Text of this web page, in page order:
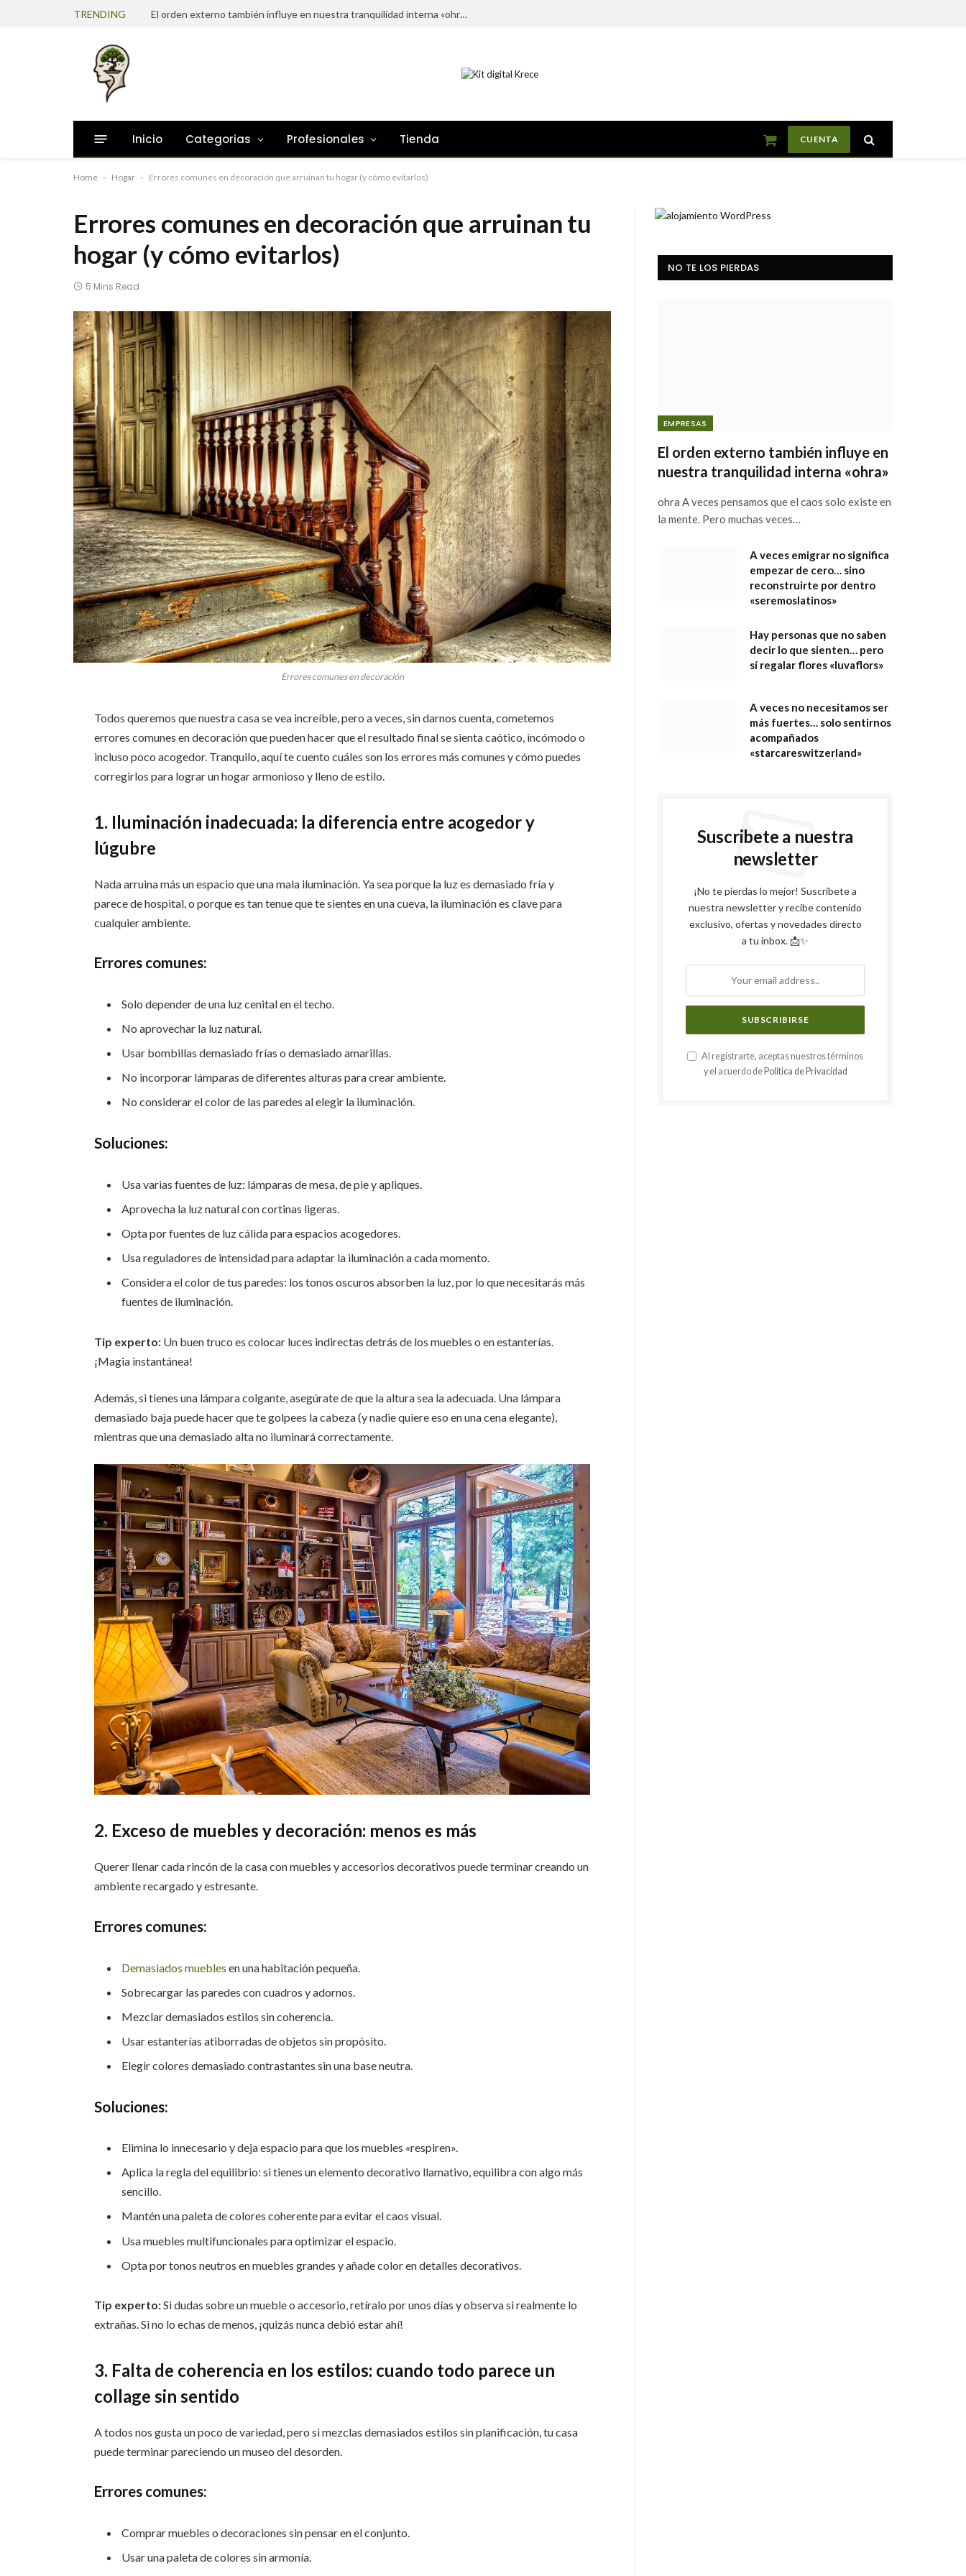
TRENDING El orden externo también influye en nuestra tranquilidad interna «ohra»
Inicio Categorias Profesionales Tienda
Shopping
CUENTA
Home - Hogar - Errores comunes en decoración que arruinan tu hogar (y cómo evitarlos)
Errores comunes en decoración que arruinan tu
hogar (y cómo evitarlos)
5 Mins Read
Errores comunes en decoración
Todos queremos que nuestra casa se vea increíble, pero a veces, sin darnos cuenta, cometemos
errores comunes en decoración que pueden hacer que el resultado final se sienta caótico, incómodo o
incluso poco acogedor. Tranquilo, aquí te cuento cuáles son los errores más comunes y cómo puedes
corregirlos para lograr un hogar armonioso y lleno de estilo.
1. Iluminación inadecuada: la diferencia entre acogedor y
lúgubre
Nada arruina más un espacio que una mala iluminación. Ya sea porque la luz es demasiado fría y
parece de hospital, o porque es tan tenue que te sientes en una cueva, la iluminación es clave para
cualquier ambiente.
Errores comunes:
Solo depender de una luz cenital en el techo.
No aprovechar la luz natural.
Usar bombillas demasiado frías o demasiado amarillas.
No incorporar lámparas de diferentes alturas para crear ambiente.
No considerar el color de las paredes al elegir la iluminación.
Soluciones:
Usa varias fuentes de luz: lámparas de mesa, de pie y apliques.
Aprovecha la luz natural con cortinas ligeras.
Opta por fuentes de luz cálida para espacios acogedores.
Usa reguladores de intensidad para adaptar la iluminación a cada momento.
Considera el color de tus paredes: los tonos oscuros absorben la luz, por lo que necesitarás más
fuentes de iluminación.
Tip experto: Un buen truco es colocar luces indirectas detrás de los muebles o en estanterías.
¡Magia instantánea!
Además, si tienes una lámpara colgante, asegúrate de que la altura sea la adecuada. Una lámpara
demasiado baja puede hacer que te golpees la cabeza (y nadie quiere eso en una cena elegante),
mientras que una demasiado alta no iluminará correctamente.
2. Exceso de muebles y decoración: menos es más
Querer llenar cada rincón de la casa con muebles y accesorios decorativos puede terminar creando un
ambiente recargado y estresante.
Errores comunes:
Demasiados muebles en una habitación pequeña.
Sobrecargar las paredes con cuadros y adornos.
Mezclar demasiados estilos sin coherencia.
Usar estanterías atiborradas de objetos sin propósito.
Elegir colores demasiado contrastantes sin una base neutra.
Soluciones:
Elimina lo innecesario y deja espacio para que los muebles «respiren».
Aplica la regla del equilibrio: si tienes un elemento decorativo llamativo, equilibra con algo más
sencillo.
Mantén una paleta de colores coherente para evitar el caos visual.
Usa muebles multifuncionales para optimizar el espacio.
Opta por tonos neutros en muebles grandes y añade color en detalles decorativos.
Tip experto:Si dudas sobre un mueble o accesorio, retíralo por unos días y observa si realmente lo
extrañas. Si no lo echas de menos, ¡quizás nunca debió estar ahí!
3. Falta de coherencia en los estilos: cuando todo parece un
collage sin sentido
A todos nos gusta un poco de variedad, pero si mezclas demasiados estilos sin planificación, tu casa
puede terminar pareciendo un museo del desorden.
Errores comunes:
Comprar muebles o decoraciones sin pensar en el conjunto.
Usar una paleta de colores sin armonía.
NO TE LOS PIERDAS
EMPRESAS
El orden externo también influye en
nuestra tranquilidad interna «ohra»
ohra A veces pensamos que el caos solo existe en
la mente. Pero muchas veces…
A veces emigrar no significa
empezar de cero… sino
reconstruirte por dentro
«seremoslatinos»
Hay personas que no saben
decir lo que sienten… pero
sí regalar flores «luvaflors»
A veces no necesitamos ser
más fuertes… solo sentirnos
acompañados
«starcareswitzerland»
Suscribete a nuestra
newsletter
¡No te pierdas lo mejor! Suscríbete a
nuestra newsletter y recibe contenido
exclusivo, ofertas y novedades directo
a tu inbox. 📩✨
Al registrarte, aceptas nuestros términos
y el acuerdo de Política de Privacidad